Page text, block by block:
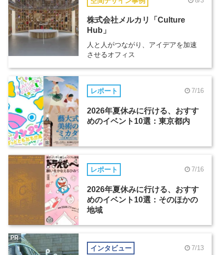
株式会社メルカリ「Culture
Hub」
人と人がつながり、アイデアを加速
させるオフィス
レポート 7/16
2026年夏休みに行ける、おすす
めのイベント10選：東京都内
レポート 7/16
2026年夏休みに行ける、おすす
めのイベント10選：そのほかの
地域
インタビュー 7/13
PR